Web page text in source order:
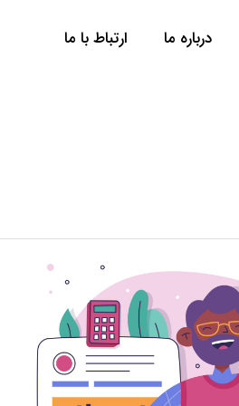
درباره ما ارتباط با ما